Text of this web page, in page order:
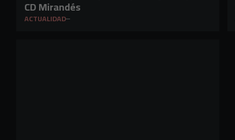
CD Mirandés
ACTUALIDAD